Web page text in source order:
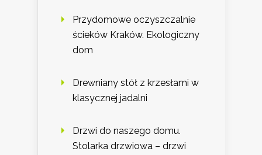
Przydomowe oczyszczalnie
ścieków Kraków. Ekologiczny
dom
Drewniany stół z krzesłami w
klasycznej jadalni
Drzwi do naszego domu.
Stolarka drzwiowa – drzwi